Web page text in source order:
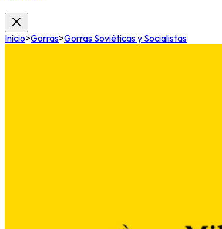
Inicio>Gorras>Gorras Soviéticas y Socialistas